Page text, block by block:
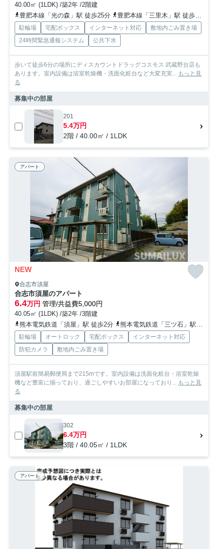
40.00㎡ (1LDK) /築2年 /2階建
豊肥本線「光の森」駅 徒歩25分
豊肥本線「三里木」駅 徒歩32分車7分 2.6km
駐輪場 宅配ボックス インターネット対応
敷地内ごみ置き場
24時間緊急通報システム
公共下水
歩いて徒歩6分の場所にディスカウントドラッグコスモス 武蔵野台店も
あります。室内設備は浴室乾燥機・洗面化粧台など大変充実... もっと見
る
募集中の部屋
201
5.4万円
2階 / 40.00㎡ / 1LDK
アパート
NEW
合志市須屋
合志市須屋のアパート
6.4万円 管理/共益費5,000円
40.05㎡ (1LDK) /築2年 /3階建
熊本電気鉄道「須屋」駅 徒歩2分
熊本電気鉄道「三ツ石」駅 徒歩9分
駐輪場 オートロック 宅配ボックス
インターネット対応
防犯カメラ
敷地内ごみ置き場
須屋駅前簡易郵便局まで215mです。室内設備は洗面化粧台・浴室乾燥
機など豊富に揃っており、過ごしやすいお部屋になっており... もっと見
る
募集中の部屋
302
6.4万円
3階 / 40.05㎡ / 1LDK
アパート